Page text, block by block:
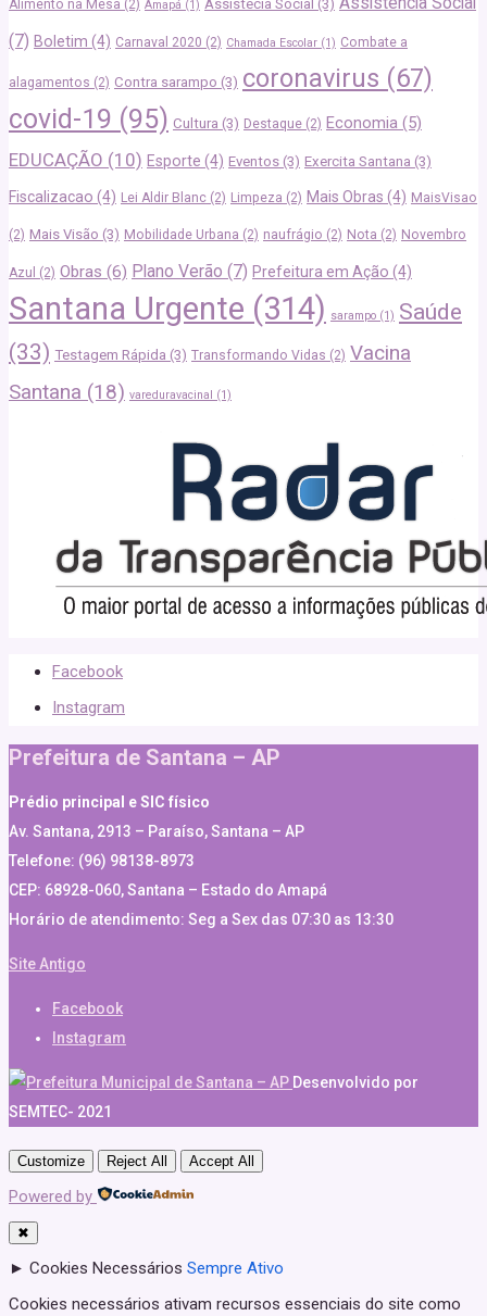
Alimento na Mesa (2) Amapá (1) Assistêcia Social (3)
(7) Boletim (4) Carnaval 2020 (2) Chamada Escolar (1) Combate a
alagamentos (2) Contra sarampo (3) coronavirus (67)
covid-19 (95) Cultura (3) Destaque (2) Economia (5)
EDUCAÇÃO (10) Esporte (4) Eventos (3) Exercita Santana (3)
Fiscalizacao (4) Lei Aldir Blanc (2) Limpeza (2) Mais Obras (4) MaisVisao
(2) Mais Visão (3) Mobilidade Urbana (2) naufrágio (2) Nota (2) Novembro
Azul (2) Obras (6) Plano Verão (7) Prefeitura em Ação (4)
Santana Urgente (314) sarampo (1) Saúde
(33) Testagem Rápida (3) Transformando Vidas (2) Vacina
Santana (18) vareduravacinal (1)
Facebook
Instagram
Prefeitura de Santana – AP
Prédio principal e SIC físico
Av. Santana, 2913 – Paraíso, Santana – AP
Telefone: (96) 98138-8973
CEP: 68928-060, Santana – Estado do Amapá
Horário de atendimento: Seg a Sex das 07:30 as 13:30
Site Antigo
Facebook
Instagram
Desenvolvido por
SEMTEC- 2021
Customize Reject All Accept All
Powered by
✖
► Cookies Necessários Sempre Ativo
Cookies necessários ativam recursos essenciais do site como